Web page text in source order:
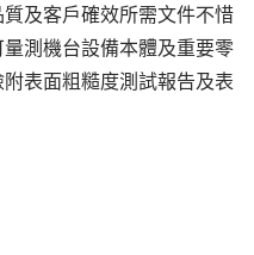
及客戶確效所需文件不惜
測機台設備本體及重要零
表面粗糙度測試報告及表